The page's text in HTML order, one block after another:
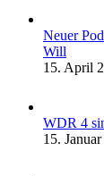
Neuer
Will
15. April
WDR 4
15.